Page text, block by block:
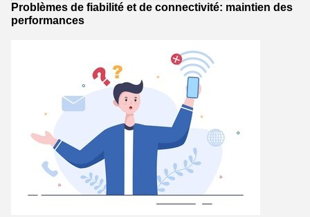
Problèmes de fiabilité et de connectivité: maintien des
performances